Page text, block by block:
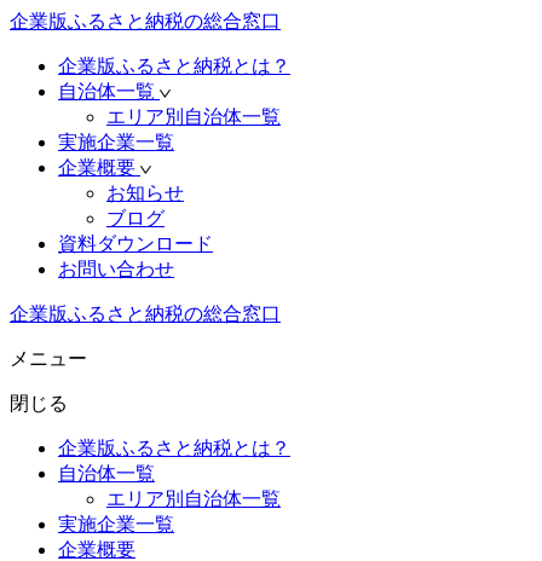
企業版ふるさと納税の総合窓口
企業版ふるさと納税とは？
自治体一覧
エリア別自治体一覧
実施企業一覧
企業概要
お知らせ
ブログ
資料ダウンロード
お問い合わせ
企業版ふるさと納税の総合窓口
メニュー
閉じる
企業版ふるさと納税とは？
自治体一覧
エリア別自治体一覧
実施企業一覧
企業概要